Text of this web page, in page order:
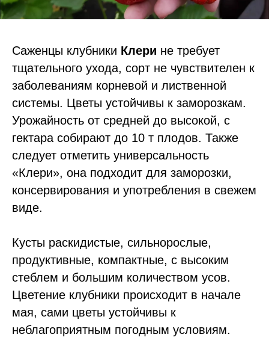
Саженцы клубники Клери не требует
тщательного ухода, сорт не чувствителен к
заболеваниям корневой и лиственной
системы. Цветы устойчивы к заморозкам.
Урожайность от средней до высокой, с
гектара собирают до 10 т плодов. Также
следует отметить универсальность
«Клери», она подходит для заморозки,
консервирования и употребления в свежем
виде.
Кусты раскидистые, сильнорослые,
продуктивные, компактные, с высоким
стеблем и большим количеством усов.
Цветение клубники происходит в начале
мая, сами цветы устойчивы к
неблагоприятным погодным условиям.